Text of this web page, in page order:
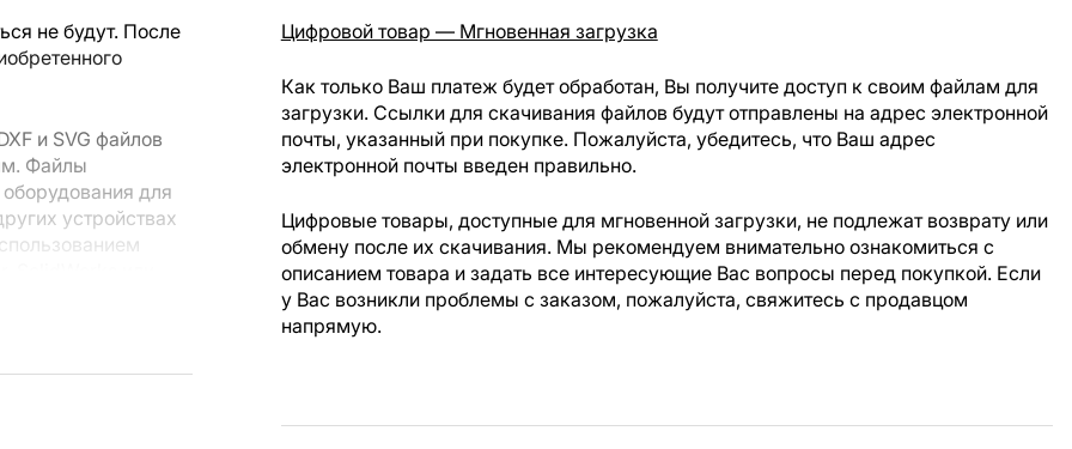
не будут. После
и SVG файлов
Файлы
для
устройствах
созданы с
Цифровой товар — Мгновенная загрузка
Как только Ваш платеж будет обработан, Вы получите доступ к своим файлам для
загрузки. Ссылки для скачивания файлов будут отправлены на адрес электронной
почты, указанный при покупке. Пожалуйста, убедитесь, что Ваш адрес
электронной почты введен правильно.
Цифровые товары, доступные для мгновенной загрузки, не подлежат возврату или
обмену после их скачивания. Мы рекомендуем внимательно ознакомиться с
описанием товара и задать все интересующие Вас вопросы перед покупкой. Если
у Вас возникли проблемы с заказом, пожалуйста, свяжитесь с продавцом
напрямую.